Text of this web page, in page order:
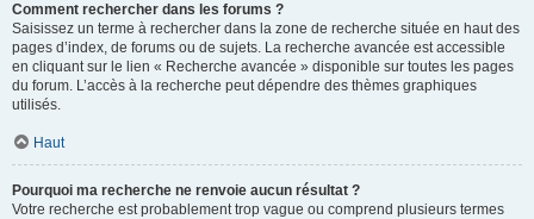
Comment rechercher dans les forums ?
Saisissez un terme à rechercher dans la zone de recherche située en haut des
pages d’index, de forums ou de sujets. La recherche avancée est accessible
en cliquant sur le lien « Recherche avancée » disponible sur toutes les pages
du forum. L’accès à la recherche peut dépendre des thèmes graphiques
utilisés.
Haut
Pourquoi ma recherche ne renvoie aucun résultat ?
Votre recherche est probablement trop vague ou comprend plusieurs termes